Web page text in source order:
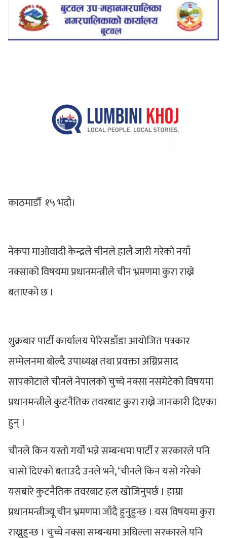
काठमाडौँ १५ भदौ।
नेकपा माओवादी केन्द्रले चीनले हालै जारी गरेको नयाँ
नक्साको विषयमा प्रधानमन्त्रीले चीन भ्रमणमा कुरा राख्ने
बताएको छ ।
शुक्रबार पार्टी कार्यालय पेरिसडाँडा आयोजित पत्रकार
सम्मेलनमा बोल्दै उपाध्यक्ष तथा प्रवक्ता अग्निप्रसाद
सापकोटाले चीनले नेपालको चुच्चे नक्सा नसमेटेको विषयमा
प्रधानमन्त्रीले कुटनैतिक तवरबाट कुरा राख्ने जानकारी दिएका
हुन् ।
चीनले किन यस्तो गर्यो भन्ने सम्बन्धमा पार्टी र सरकारले पनि
चासो दिएको बताउदै उनले भने, ‘चीनले किन यसो गरेको
यसबारे कुटनैतिक तवरबाट हल खोजिनुपर्छ । हाम्रा
प्रधानमन्त्रीज्यू चीन भ्रमणमा जाँदै हुनुहुन्छ । यस विषयमा कुरा
राख्नुहुन्छ । चुच्चे नक्सा सम्बन्धमा अघिल्ला सरकारले पनि